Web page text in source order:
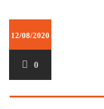
12/08/2020
0